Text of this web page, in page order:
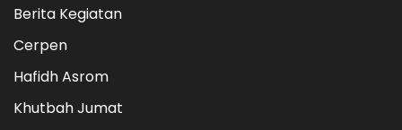
Berita Kegiatan
Cerpen
Hafidh Asrom
Khutbah Jumat